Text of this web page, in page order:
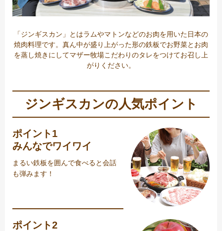
「ジンギスカン」とはラムやマトンなどのお肉を用いた日本の
焼肉料理です。真ん中が盛り上がった形の鉄板でお野菜とお肉
を蒸し焼きにしてマザー牧場こだわりのタレをつけてお召し上
がりください。
ジンギスカンの人気ポイント
ポイント1
みんなでワイワイ
まるい鉄板を囲んで食べると会話
も弾みます！
ポイント2